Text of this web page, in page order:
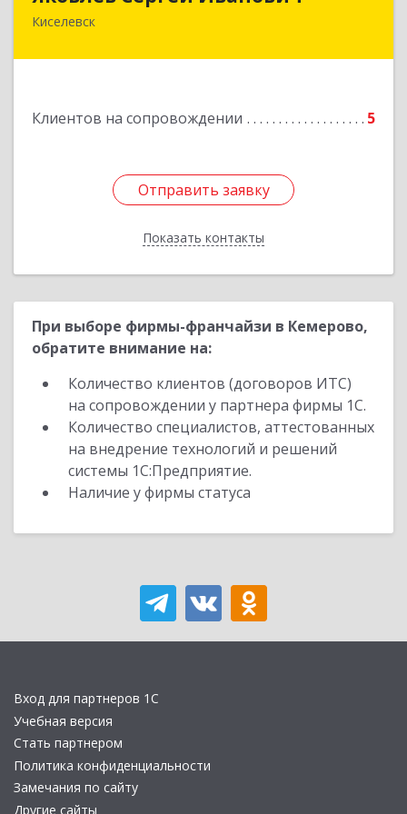
Киселевск
Клиентов на сопровождении 5
Отправить заявку
Показать контакты
650002, Кемеровская обл, г.Кемерово, пр-т
Отправить заявку
Назад
При выборе фирмы-франчайзи в Кемерово,
обратите внимание на:
Количество клиентов (договоров ИТС)
на сопровождении у партнера фирмы 1С.
Количество специалистов, аттестованных
на внедрение технологий и решений
системы 1С:Предприятие.
Наличие у фирмы статуса
Вход для партнеров 1С
Учебная версия
Стать партнером
Политика конфиденциальности
Замечания по сайту
Другие сайты